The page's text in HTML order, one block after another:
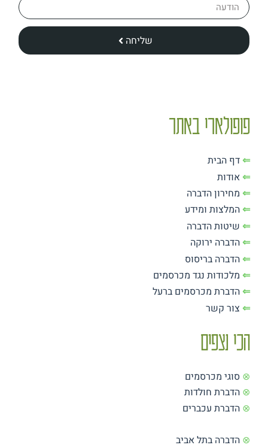
שליחה
פופולארי באתר
⇐דף הבית
⇐אודות
⇐ מחירון הדברה
⇐המלצות ומידע
⇐ שיטות הדברה
⇐הדברה ירוקה
⇐הדברה בריסוס
⇐ מלכודות נגד מכרסמים
⇐הדברת מכרסמים ברעל
⇐ צור קשר
הכי נצפים
⊗ סוגי מכרסמים
⊗ הדברת חולדות
⊗ הדברת עכברים
⊗ הדברה בתל אביב